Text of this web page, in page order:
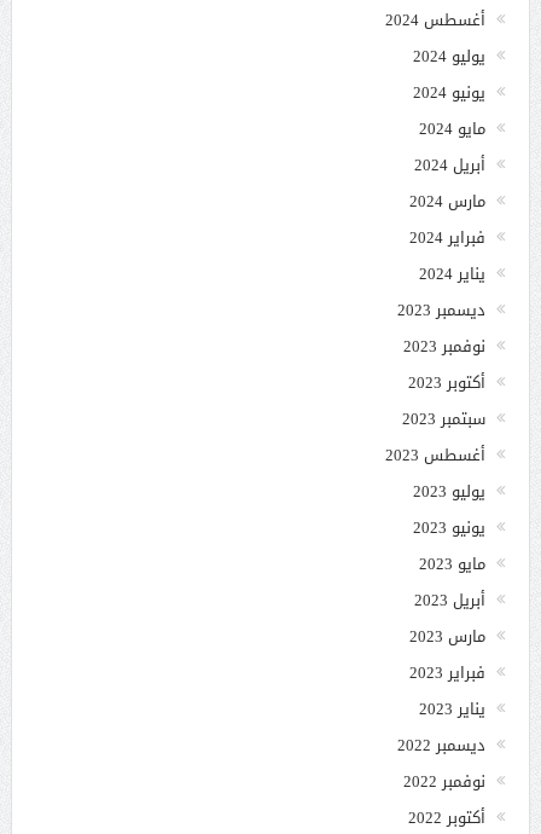
أغسطس 2024
يوليو 2024
يونيو 2024
مايو 2024
أبريل 2024
مارس 2024
فبراير 2024
يناير 2024
ديسمبر 2023
نوفمبر 2023
أكتوبر 2023
سبتمبر 2023
أغسطس 2023
يوليو 2023
يونيو 2023
مايو 2023
أبريل 2023
مارس 2023
فبراير 2023
يناير 2023
ديسمبر 2022
نوفمبر 2022
أكتوبر 2022